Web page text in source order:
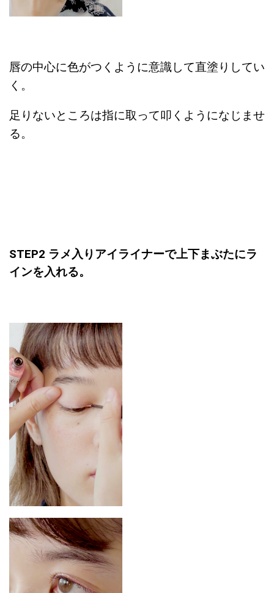
唇の中心に色がつくように意識して直塗りしてい
く。
足りないところは指に取って叩くようになじませ
る。
STEP2 ラメ入りアイライナーで上下まぶたにラ
インを入れる。